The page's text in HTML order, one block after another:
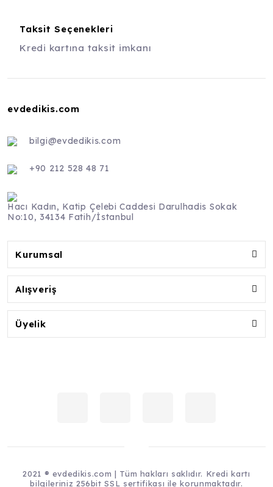
Taksit Seçenekleri
Kredi kartına taksit imkanı
evdedikis.com
bilgi@evdedikis.com
+90 212 528 48 71
Hacı Kadın, Katip Çelebi Caddesi Darulhadis Sokak
No:10, 34134 Fatih/İstanbul
Kurumsal
Alışveriş
Üyelik
2021 ® evdedikis.com | Tüm hakları saklıdır. Kredi kartı
bilgileriniz 256bit SSL sertifikası ile korunmaktadır.